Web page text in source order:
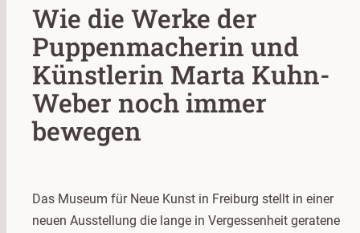
Wie die Werke der
Puppenmacherin und
Künstlerin Marta Kuhn-
Weber noch immer
bewegen
Das Museum für Neue Kunst in Freiburg stellt in einer
neuen Ausstellung die lange in Vergessenheit geratene